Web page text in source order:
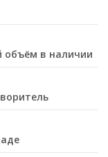
объём в наличии